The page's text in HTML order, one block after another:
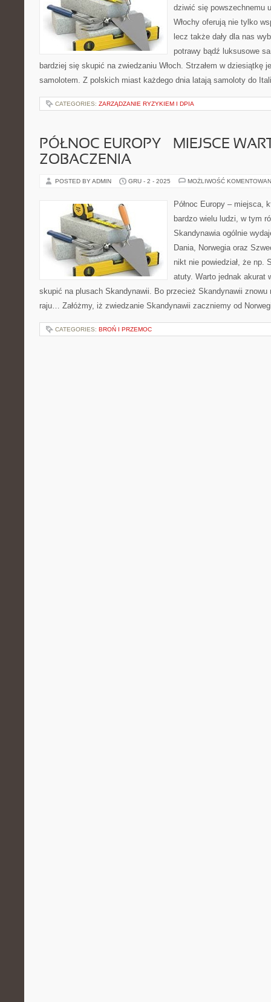
dziwić się powszechnemu
Włochy oferują nie tylko
lecz także dały dla nas
potrawy bądź luksusowe
bardziej się skupić na zwiedzaniu Włoch. Strzałem w dziesiątkę
samolotem. Z polskich miast każdego dnia latają samoloty do
CATEGORIES: ZARZĄDZANIE RYZYKIEM I DPIA
PÓŁNOC EUROPY – MIEJSCE
ZOBACZENIA
POSTED BY ADMIN GRU - 2 - 2025 MOŻLIWOŚĆ
Północ Europy – miejsca,
bardzo wielu ludzi, w tym
Skandynawia ogólnie
Dania, Norwegia oraz
nikt nie powiedział, że np.
atuty. Warto jednak akurat
skupić na plusach Skandynawii. Bo przecież Skandynawii znowu
raju… Załóżmy, iż zwiedzanie Skandynawii zaczniemy od
CATEGORIES: BROŃ I PRZEMOC